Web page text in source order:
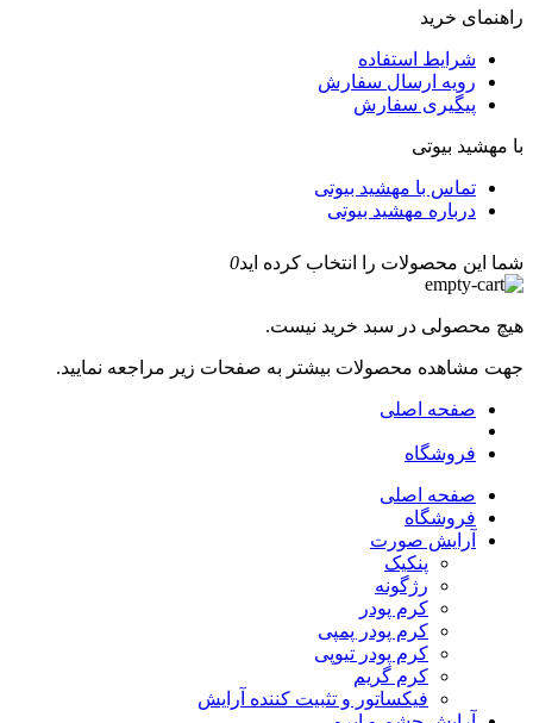
راهنمای خرید
شرایط استفاده
رویه ارسال سفارش
پیگیری سفارش
با مهشید بیوتی
تماس با مهشید بیوتی
درباره مهشید بیوتی
شما این محصولات را انتخاب کرده اید0
هیچ محصولی در سبد خرید نیست.
جهت مشاهده محصولات بیشتر به صفحات زیر مراجعه نمایید.
صفحه اصلی
فروشگاه
صفحه اصلی
فروشگاه
آرایش صورت
پنکیک
رژگونه
کرم پودر
کرم پودر پمپی
کرم پودر تیوپی
کرم گریم
فیکساتور و تثبیت کننده آرایش